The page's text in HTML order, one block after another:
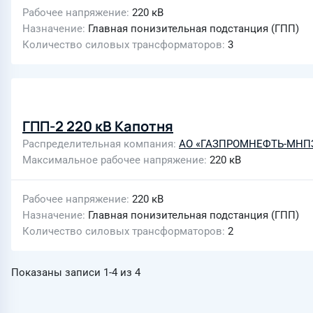
Рабочее напряжение 220 кВ
Назначение Главная понизительная подстанция (ГПП)
Количество силовых трансформаторов 3
ГПП-2 220 кВ Капотня
Распределительная компания АО «ГАЗПРОМНЕФТЬ-
Максимальное рабочее напряжение 220 кВ
Рабочее напряжение 220 кВ
Назначение Главная понизительная подстанция (ГПП)
Количество силовых трансформаторов 2
Показаны записи 1-4 из 4